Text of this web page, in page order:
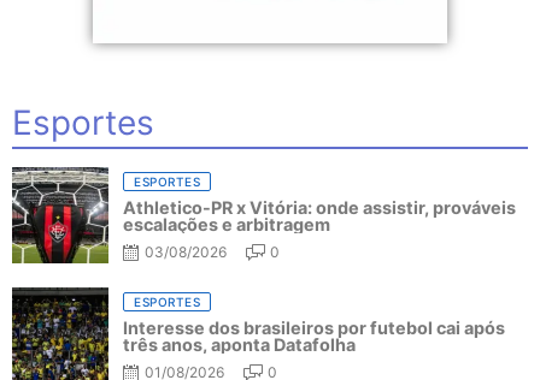
Esportes
ESPORTES
Athletico-PR x Vitória: onde assistir, prováveis
escalações e arbitragem
03/08/2026 0
ESPORTES
Interesse dos brasileiros por futebol cai após
três anos, aponta Datafolha
01/08/2026 0